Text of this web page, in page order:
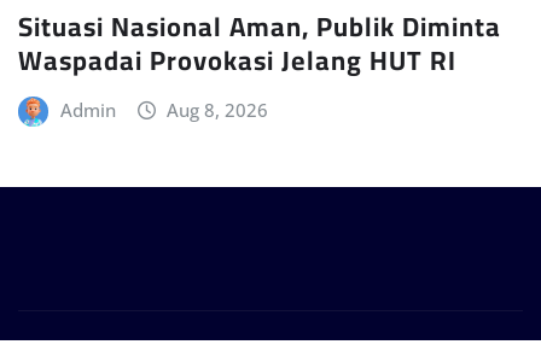
Situasi Nasional Aman, Publik Diminta
Waspadai Provokasi Jelang HUT RI
Admin Aug 8, 2026